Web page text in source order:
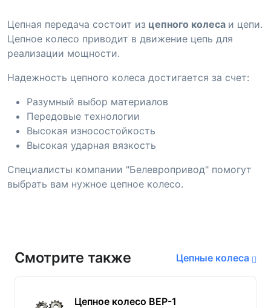
Цепная передача состоит из цепного колеса и цепи.
Цепное колесо приводит в движение цепь для
реализации мощности.
Надежность цепного колеса достигается за счет:
Разумный выбор материалов
Передовые технологии
Высокая износостойкость
Высокая ударная вязкость
Специалисты компании "Белевропривод" помогут
выбрать вам нужное цепное колесо.
Смотрите также Цепные колеса
Цепное колесо BEP-1